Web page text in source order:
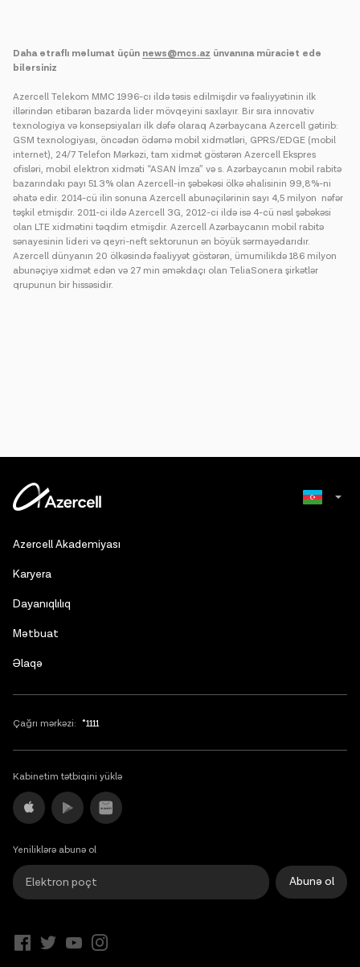
Daha ətraflı məlumat üçün news@mcs.az ünvanına müraciət edə
bilərsiniz
Azercell Telekom MMC 1996-cı ildə təsis edilmişdir və fəaliyyətinin ilk
illərindən etibarən bazarda lider mövqeyini saxlayır. Bir sıra innovativ
texnologiya və konsepsiyaları ilk dəfə olaraq Azərbaycana Azercell gətirib:
GSM texnologiyası, öncədən ödəmə mobil xidmətləri, GPRS/EDGE (mobil
internet), 24/7 Telefon Mərkəzi, tam xidmət göstərən Azercell Ekspres
ofisləri, mobil elektron xidməti “ASAN İmza” və s. Azərbaycanın mobil rabitə
bazarındakı payı 51.3% olan Azercell-in şəbəkəsi ölkə əhalisinin 99,8%-ni
əhatə edir. 2014-cü ilin sonuna Azercell abunəçilərinin sayı 4,5 milyon nəfər
təşkil etmişdir. 2011-ci ildə Azercell 3G, 2012-ci ildə isə 4-cü nəsl şəbəkəsi
olan LTE xidmətini təqdim etmişdir. Azercell Azərbaycanın mobil rabitə
sənayesinin lideri və qeyri-neft sektorunun ən böyük sərmayədarıdır.
Azercell dünyanın 20 ölkəsində fəaliyyət göstərən, ümumilikdə 186 milyon
abunəçiyə xidmət edən və 27 min əməkdaçı olan TeliaSonera şirkətlər
qrupunun bir hissəsidir.
Azercell Akademiyası
Karyera
Dayanıqlılıq
Mətbuat
Əlaqə
Çağrı mərkəzi: *1111
Kabinetim tətbiqini yüklə
Yeniliklərə abunə ol
Abunə ol